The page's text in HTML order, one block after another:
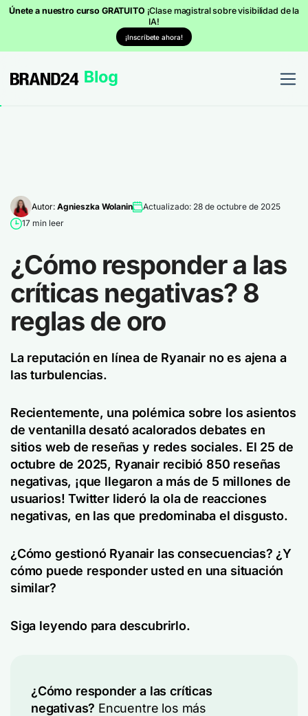
Únete a nuestro curso GRATUITO ¡Clase magistral sobre visibilidad de la
IA!
¡Inscríbete ahora!
Autor: Agnieszka Wolanin
Actualizado: 28 de octubre de 2025
17 min leer
¿Cómo responder a las
críticas negativas? 8
reglas de oro
La reputación en línea de Ryanair no es ajena a
las turbulencias.
Recientemente, una polémica sobre los asientos
de ventanilla desató acalorados debates en
sitios web de reseñas y redes sociales. El 25 de
octubre de 2025, Ryanair recibió 850 reseñas
negativas, ¡que llegaron a más de 5 millones de
usuarios! Twitter lideró la ola de reacciones
negativas, en las que predominaba el disgusto.
¿Cómo gestionó Ryanair las consecuencias? ¿Y
cómo puede responder usted en una situación
similar?
Siga leyendo para descubrirlo.
¿Cómo responder a las críticas
negativas? Encuentre los más